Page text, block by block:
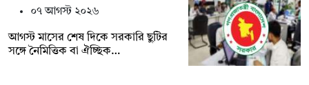
০৭ আগস্ট ২০২৬
আগস্ট মাসের শেষ দিকে সরকারি ছুটির
সঙ্গে নৈমিত্তিক বা ঐচ্ছিক…